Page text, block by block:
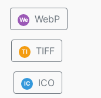
We WebP
TI TIFF
IC ICO